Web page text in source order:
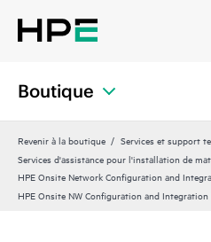
Boutique
Revenir à la boutique Services et support
Services d'assistance pour l'installation de
HPE Onsite Network Configuration and
HPE Onsite NW Configuration and